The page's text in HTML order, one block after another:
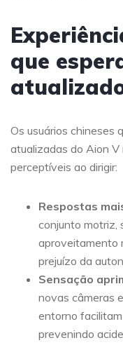
que
Os usuários chineses
atualizadas do Aion V
perceptíveis ao dirigir:
Respostas
conjunto motriz,
aproveitamento
prejuízo da
Sensação
novas câmeras
entorno
prevenindo